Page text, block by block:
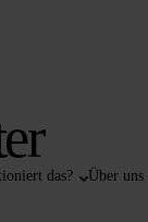
das? Über uns